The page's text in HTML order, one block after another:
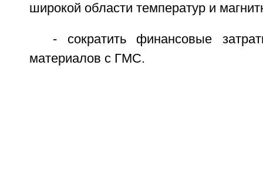
широкой области температур и
- сократить финансовые
материалов с ГМС.